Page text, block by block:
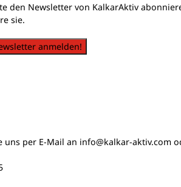
den Newsletter von KalkarAktiv
sie.
anmelden!
uns per E-Mail an info@kalkar-aktiv.com